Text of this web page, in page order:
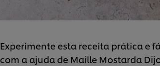
Experimente esta receita prática e
com a ajuda de Maille Mostarda